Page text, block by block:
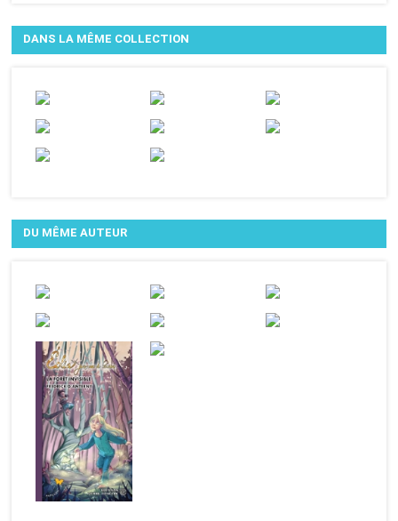
DANS LA MÊME COLLECTION
DU MÊME AUTEUR